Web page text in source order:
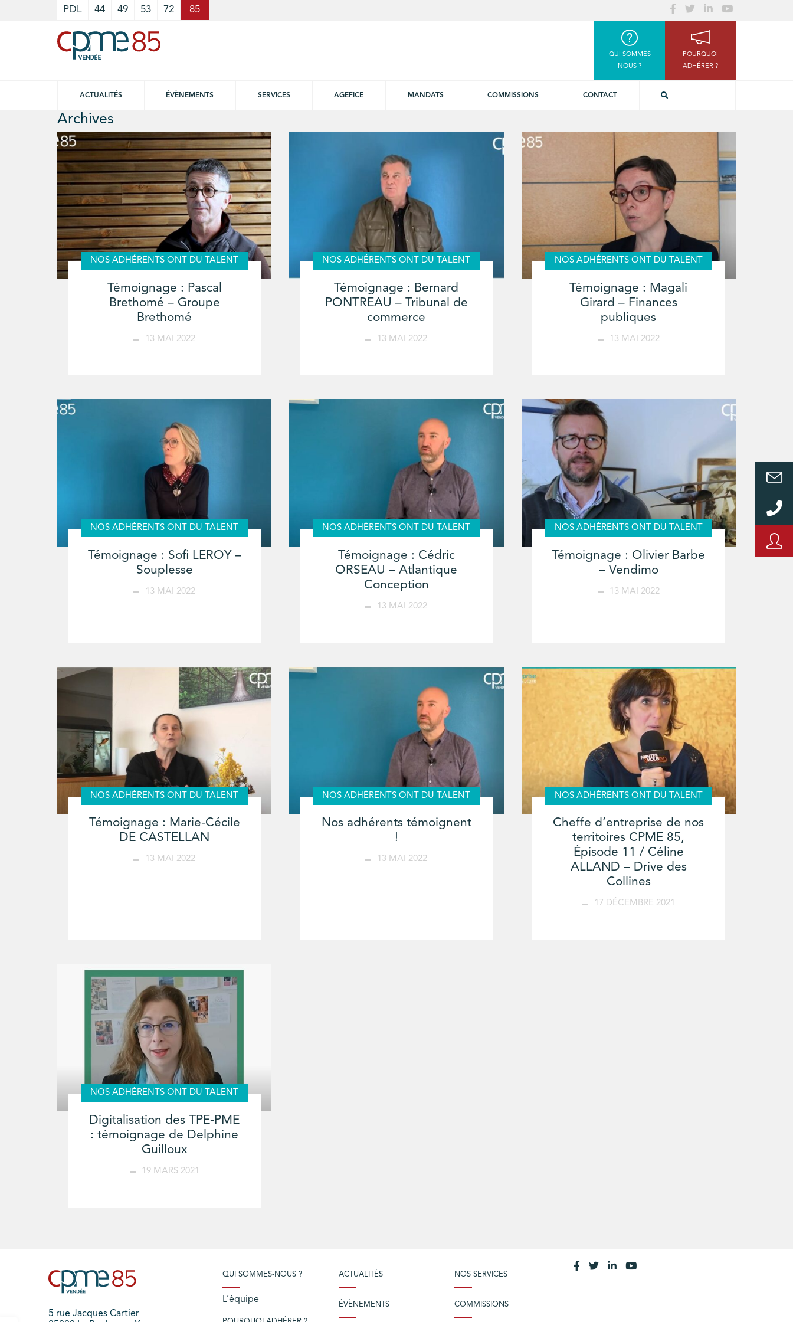
PDL 44 49 53 72 85
QUI SOMMES
NOUS ?
POURQUOI
ADHÉRER ?
ACTUALITÉS ÉVÈNEMENTS SERVICES AGEFICE MANDATS COMMISSIONS CONTACT
Archives
NOS ADHÉRENTS ONT DU TALENT
Témoignage : Pascal
Brethomé – Groupe
Brethomé
13 MAI 2022
NOS ADHÉRENTS ONT DU TALENT
Témoignage : Bernard
PONTREAU – Tribunal de
commerce
13 MAI 2022
NOS ADHÉRENTS ONT DU TALENT
Témoignage : Magali
Girard – Finances
publiques
13 MAI 2022
NOS ADHÉRENTS ONT DU TALENT
Témoignage : Sofi LEROY –
Souplesse
13 MAI 2022
NOS ADHÉRENTS ONT DU TALENT
Témoignage : Cédric
ORSEAU – Atlantique
Conception
13 MAI 2022
NOS ADHÉRENTS ONT DU TALENT
Témoignage : Olivier Barbe
– Vendimo
13 MAI 2022
NOS ADHÉRENTS ONT DU TALENT
Témoignage : Marie-Cécile
DE CASTELLAN
13 MAI 2022
NOS ADHÉRENTS ONT DU TALENT
Nos adhérents témoignent
!
13 MAI 2022
NOS ADHÉRENTS ONT DU TALENT
Cheffe d’entreprise de nos
territoires CPME 85,
Épisode 11 / Céline
ALLAND – Drive des
Collines
17 DÉCEMBRE 2021
NOS ADHÉRENTS ONT DU TALENT
Digitalisation des TPE-PME
: témoignage de Delphine
Guilloux
19 MARS 2021
5 rue Jacques Cartier
QUI SOMMES-NOUS ?
L’équipe
ACTUALITÉS
ÉVÈNEMENTS
NOS SERVICES
COMMISSIONS
Cookies management panel